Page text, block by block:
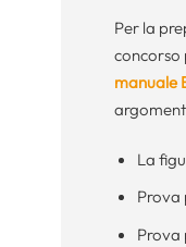
Per la
concorso
manuale
La
Prova
Prova